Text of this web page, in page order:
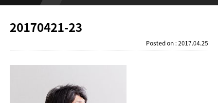
20170421-23
Posted on : 2017.04.25